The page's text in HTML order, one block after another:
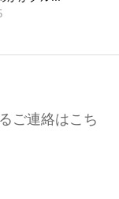
ご連絡はこち